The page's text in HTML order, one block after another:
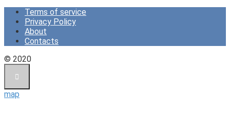
Terms of service
Privacy Policy
About
Contacts
© 2020
map